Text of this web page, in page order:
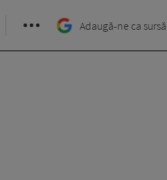
Adaugă-ne ca